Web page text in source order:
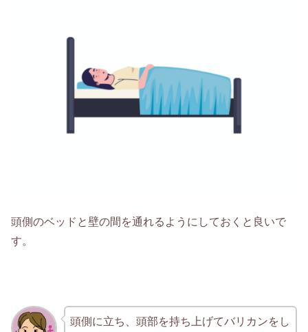
頭側のベッドと壁の間を通れるようにしておくと良いで
す。
頭側に立ち、頭部を持ち上げてバリカンをし